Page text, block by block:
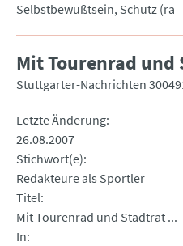
Selbstbewußtsein, Schutz (ra
Mit Tourenrad und
Stuttgarter-Nachrichten
Letzte Änderung
26.08.2007
Stichwort(e)
Redakteure als Sportler
Titel
Mit Tourenrad und Stadtrat ...
In